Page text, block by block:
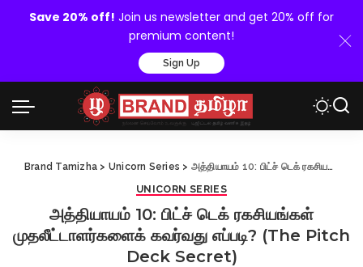
Save 20% off! Join us newsletter and get 20% off for
premium content!
Sign Up
Brand Tamizha > Unicorn Series > அத்தியாயம் 10: பிட்ச் டெக் ரகசியங்கள் முதலீட்டாளர்களைக் கவர்வது எப்படி? (The Pitch Deck Secret)
UNICORN SERIES
அத்தியாயம் 10: பிட்ச் டெக் ரகசியங்கள்
முதலீட்டாளர்களைக் கவர்வது எப்படி? (The Pitch
Deck Secret)